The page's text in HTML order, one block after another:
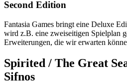
Second Edition
Fantasia Games bringt eine Deluxe
wird z.B. eine zweiseitigen Spielplan
Erweiterungen, die wir erwarten
Spirited / The Great
Sifnos